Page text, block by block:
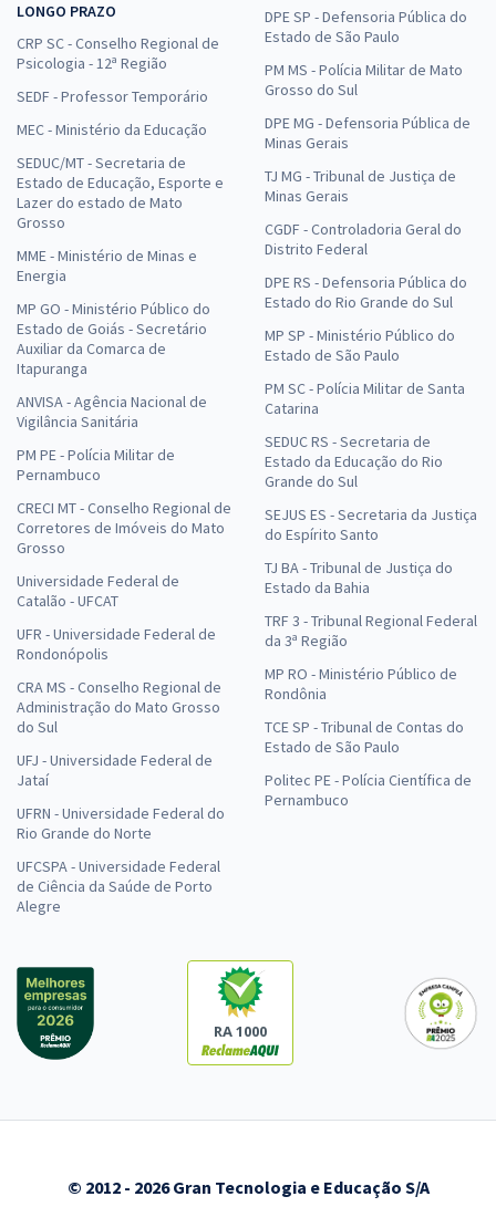
LONGO PRAZO
CRP SC - Conselho Regional de
Psicologia - 12ª Região
SEDF - Professor Temporário
MEC - Ministério da Educação
SEDUC/MT - Secretaria de
Estado de Educação, Esporte e
Lazer do estado de Mato
Grosso
MME - Ministério de Minas e
Energia
MP GO - Ministério Público do
Estado de Goiás - Secretário
Auxiliar da Comarca de
Itapuranga
ANVISA - Agência Nacional de
Vigilância Sanitária
PM PE - Polícia Militar de
Pernambuco
CRECI MT - Conselho Regional de
Corretores de Imóveis do Mato
Grosso
Universidade Federal de
Catalão - UFCAT
UFR - Universidade Federal de
Rondonópolis
CRA MS - Conselho Regional de
Administração do Mato Grosso
do Sul
UFJ - Universidade Federal de
Jataí
UFRN - Universidade Federal do
Rio Grande do Norte
UFCSPA - Universidade Federal
de Ciência da Saúde de Porto
Alegre
DPE SP - Defensoria Pública do
Estado de São Paulo
PM MS - Polícia Militar de Mato
Grosso do Sul
DPE MG - Defensoria Pública de
Minas Gerais
TJ MG - Tribunal de Justiça de
Minas Gerais
CGDF - Controladoria Geral do
Distrito Federal
DPE RS - Defensoria Pública do
Estado do Rio Grande do Sul
MP SP - Ministério Público do
Estado de São Paulo
PM SC - Polícia Militar de Santa
Catarina
SEDUC RS - Secretaria de
Estado da Educação do Rio
Grande do Sul
SEJUS ES - Secretaria da Justiça
do Espírito Santo
TJ BA - Tribunal de Justiça do
Estado da Bahia
TRF 3 - Tribunal Regional Federal
da 3ª Região
MP RO - Ministério Público de
Rondônia
TCE SP - Tribunal de Contas do
Estado de São Paulo
Politec PE - Polícia Científica de
Pernambuco
RA 1000
© 2012 - 2026 Gran Tecnologia e Educação S/A